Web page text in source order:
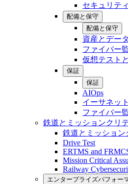
セキュリテ
配備と保守
配備と保守
資産とデー
ファイバー
仮想テスト
保証
保証
AIOps
イーサネッ
ファイバー
鉄道とミッションクリ
鉄道とミッション
Drive Test
ERTMS and
Mission Critical
Railway
エンタープライズパフォー